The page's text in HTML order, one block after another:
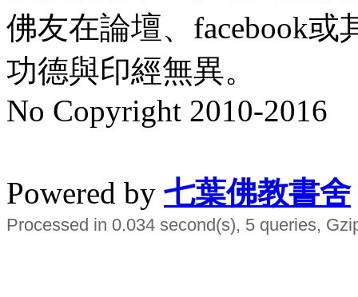
佛友在論壇、facebook
功德與印經無異。
No Copyright 2010-2016
Powered by 七葉佛教書舍
Processed in 0.034 second(s), 5 queries,